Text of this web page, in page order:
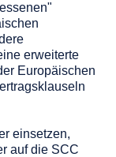
erweiterte
Europäischen
einsetzen,
auf die SCC